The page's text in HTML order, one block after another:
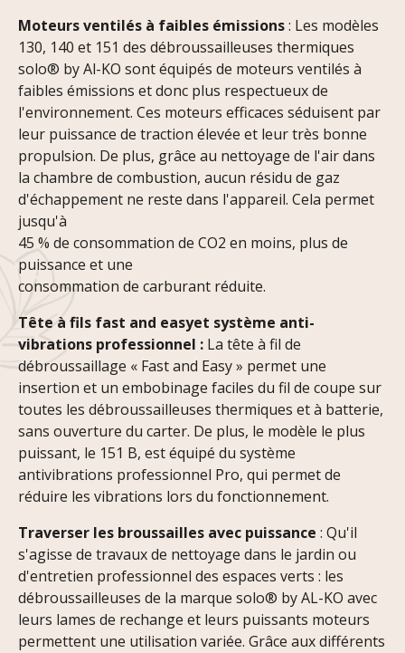
Moteurs ventilés à faibles émissions: Les modèles
130, 140 et 151 des débroussailleuses thermiques
solo® by Al-KO sont équipés de moteurs ventilés à
faibles émissions et donc plus respectueux de
l'environnement. Ces moteurs efficaces séduisent par
leur puissance de traction élevée et leur très bonne
propulsion. De plus, grâce au nettoyage de l'air dans
la chambre de combustion, aucun résidu de gaz
d'échappement ne reste dans l'appareil. Cela permet
jusqu'à
45 % de consommation de CO2 en moins, plus de
puissance et une
consommation de carburant réduite.
Tête à fils fast and easyet système anti-
vibrations professionnel : La tête à fil de
débroussaillage « Fast and Easy » permet une
insertion et un embobinage faciles du fil de coupe sur
toutes les débroussailleuses thermiques et à batterie,
sans ouverture du carter. De plus, le modèle le plus
puissant, le 151 B, est équipé du système
antivibrations professionnel Pro, qui permet de
réduire les vibrations lors du fonctionnement.
Traverser les broussailles avec puissance : Qu'il
s'agisse de travaux de nettoyage dans le jardin ou
d'entretien professionnel des espaces verts : les
débroussailleuses de la marque solo® by AL-KO avec
leurs lames de rechange et leurs puissants moteurs
permettent une utilisation variée. Grâce aux différents